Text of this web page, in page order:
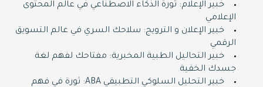
خبير الإعلام: ثورة الذكاء الاصطناعي في عالم المحتوى
الإعلامي
خبير الإعلان و الترويج: سلاحك السري في عالم التسويق
الرقمي
خبير التحاليل الطبية المخبرية: مفتاحك لفهم لغة
جسدك الخفية
خبير التحليل السلوكي التطبيقي ABA: ثورة في فهم